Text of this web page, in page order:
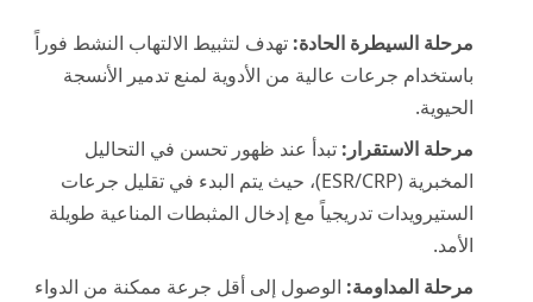
مرحلة السيطرة الحادة: تهدف لتثبيط الالتهاب النشط فوراً
باستخدام جرعات عالية من الأدوية لمنع تدمير الأنسجة
الحيوية.
مرحلة الاستقرار: تبدأ عند ظهور تحسن في التحاليل
المخبرية (ESR/CRP)، حيث يتم البدء في تقليل جرعات
الستيرويدات تدريجياً مع إدخال المثبطات المناعية طويلة
الأمد.
مرحلة المداومة: الوصول إلى أقل جرعة ممكنة من الدواء